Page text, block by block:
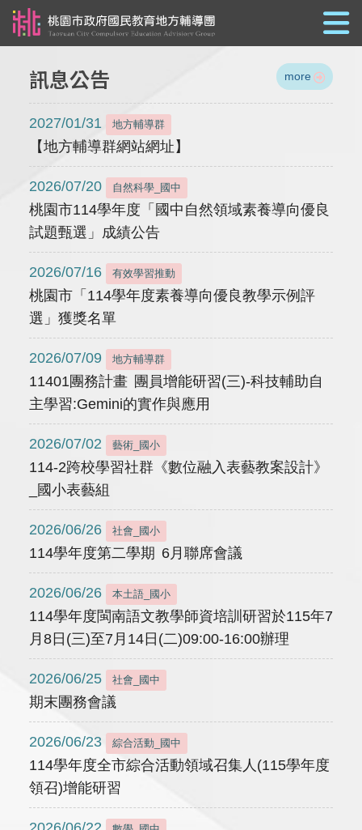
訊息公告 more
2027/01/31 地方輔導群
【地方輔導群網站網址】
2026/07/20 自然科學_國中
桃園市114學年度「國中自然領域素養導向優良
試題甄選」成績公告
2026/07/16 有效學習推動
桃園市「114學年度素養導向優良教學示例評
選」獲獎名單
2026/07/09 地方輔導群
11401團務計畫 團員增能研習(三)-科技輔助自
主學習:Gemini的實作與應用
2026/07/02 藝術_國小
114-2跨校學習社群《數位融入表藝教案設計》
_國小表藝組
2026/06/26 社會_國小
114學年度第二學期 6月聯席會議
2026/06/26 本土語_國小
114學年度閩南語文教學師資培訓研習於115年7
月8日(三)至7月14日(二)09:00-16:00辦理
2026/06/25 社會_國中
期末團務會議
2026/06/23 綜合活動_國中
114學年度全市綜合活動領域召集人(115學年度
領召)增能研習